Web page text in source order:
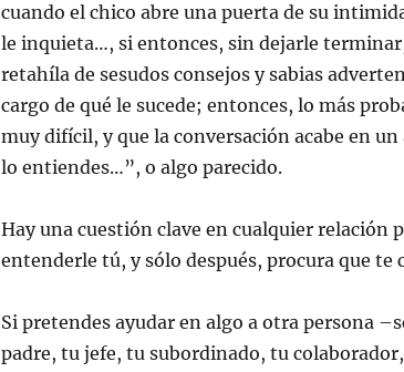
cuando el chico abre una puerta de su
le inquieta…, si entonces, sin dejarle
retahíla de sesudos consejos y sabias
cargo de qué le sucede; entonces, lo más
muy difícil, y que la conversación acabe en
lo entiendes…”, o algo parecido.
Hay una cuestión clave en cualquier relación
entenderle tú, y sólo después, procura que te
Si pretendes ayudar en algo a otra persona
padre, tu jefe, tu subordinado, tu